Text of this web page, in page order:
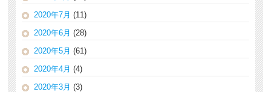
2020年7月 (11)
2020年6月 (28)
2020年5月 (61)
2020年4月 (4)
2020年3月 (3)